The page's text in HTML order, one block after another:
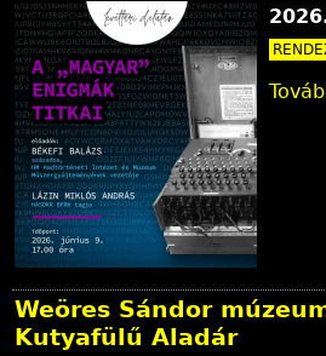
Weöres Sándor
Kutyafülű Aladár